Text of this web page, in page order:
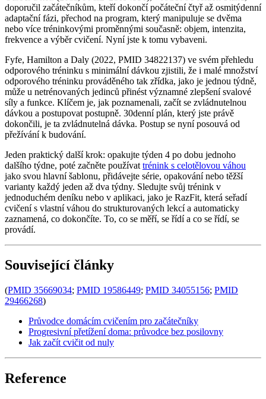
doporučil začátečníkům, kteří dokončí počáteční čtyř až osmitýdenní
adaptační fázi, přechod na program, který manipuluje se dvěma
nebo více tréninkovými proměnnými současně: objem, intenzita,
frekvence a výběr cvičení. Nyní jste k tomu vybaveni.
Fyfe, Hamilton a Daly (2022, PMID 34822137) ve svém přehledu
odporového tréninku s minimální dávkou zjistili, že i malé množství
odporového tréninku prováděného tak zřídka, jako je jednou týdně,
může u netrénovaných jedinců přinést významné zlepšení svalové
síly a funkce. Klíčem je, jak poznamenali, začít se zvládnutelnou
dávkou a postupovat postupně. 30denní plán, který jste právě
dokončili, je ta zvládnutelná dávka. Postup se nyní posouvá od
přežívání k budování.
Jeden praktický další krok: opakujte týden 4 po dobu jednoho
dalšího týdne, poté začněte používat trénink s celotělovou váhou
jako svou hlavní šablonu, přidávejte série, opakování nebo těžší
varianty každý jeden až dva týdny. Sledujte svůj trénink v
jednoduchém deníku nebo v aplikaci, jako je RazFit, která seřadí
cvičení s vlastní váhou do strukturovaných lekcí a automaticky
zaznamená, co dokončíte. To, co se měří, se řídí a co se řídí, se
provádí.
Související články
(PMID 35669034; PMID 19586449; PMID 34055156; PMID
29466268)
Průvodce domácím cvičením pro začátečníky
Progresivní přetížení doma: průvodce bez posilovny
Jak začít cvičit od nuly
Reference